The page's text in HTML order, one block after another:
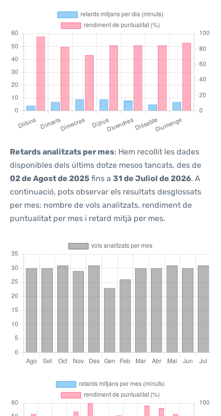
Retards analitzats per mes: Hem recollit les dades
disponibles dels últims dotze mesos tancats, des de
02 de Agost de 2025 fins a 31 de Juliol de 2026. A
continuació, pots observar els resultats desglossats
per mes: nombre de vols analitzats, rendiment de
puntualitat per mes i retard mitjà per mes.